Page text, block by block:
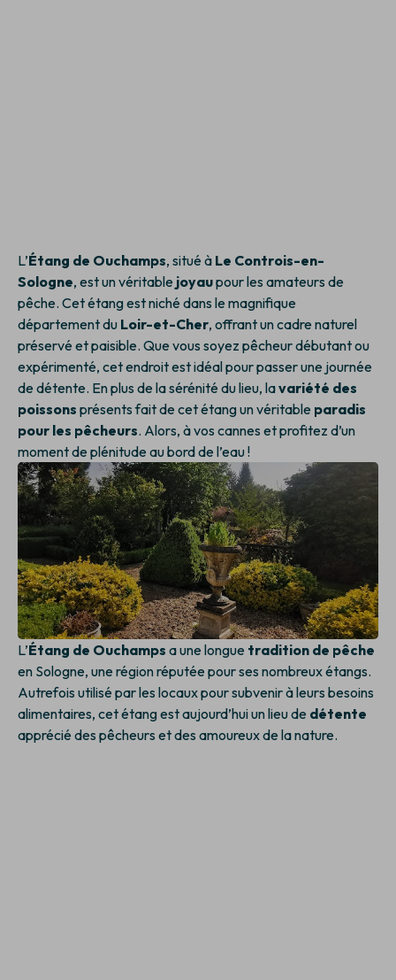
L’Étang de Ouchamps, situé à Le Controis-en-
Sologne, est un véritable joyaupour les amateurs de
pêche. Cet étang est niché dans le magnifique
département du Loir-et-Cher, offrant un cadre naturel
préservé et paisible. Que vous soyez pêcheur débutant ou
expérimenté, cet endroit est idéal pour passer une journée
de détente. En plus de la sérénité du lieu, lavariété des
poissons présents fait de cet étang un véritable paradis
pour les pêcheurs. Alors, à vos cannes et profitez d’un
moment de plénitude au bord de l’eau !
L’Étang de Ouchamps a une longue tradition de pêche
en Sologne, une région réputée pour ses nombreux étangs.
Autrefois utilisé par les locaux pour subvenir à leurs besoins
alimentaires, cet étang est aujourd’hui un lieu de détente
apprécié des pêcheurs et des amoureux de la nature.